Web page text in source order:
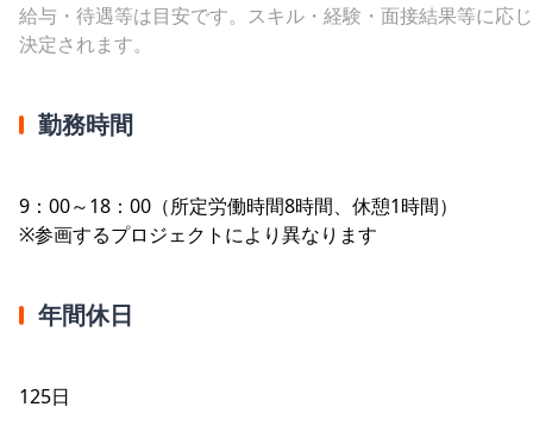
給与・待遇等は目安です。スキル・経験・面接結果等に応
決定されます。
勤務時間
9：00～18：00（所定労働時間8時間、休憩1時間）
※参画するプロジェクトにより異なります
年間休日
125日